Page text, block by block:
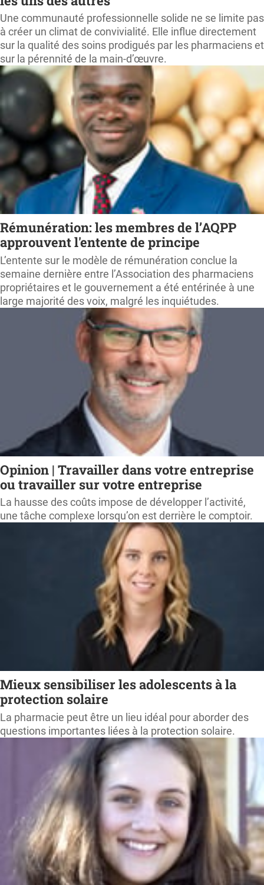
Une communauté professionnelle solide ne se limite pas
à créer un climat de convivialité. Elle influe directement
sur la qualité des soins prodigués par les pharmaciens et
sur la pérennité de la main-d’œuvre.
Rémunération: les membres de l’AQPP
approuvent l'entente de principe
L’entente sur le modèle de rémunération conclue la
semaine dernière entre l’Association des pharmaciens
propriétaires et le gouvernement a été entérinée à une
large majorité des voix, malgré les inquiétudes.
Opinion | Travailler dans votre entreprise
ou travailler sur votre entreprise
La hausse des coûts impose de développer l’activité,
une tâche complexe lorsqu’on est derrière le comptoir.
Mieux sensibiliser les adolescents à la
protection solaire
La pharmacie peut être un lieu idéal pour aborder des
questions importantes liées à la protection solaire.